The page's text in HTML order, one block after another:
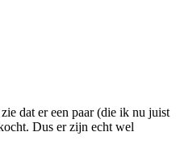
dat er een paar (die ik nu juist
Dus er zijn echt wel